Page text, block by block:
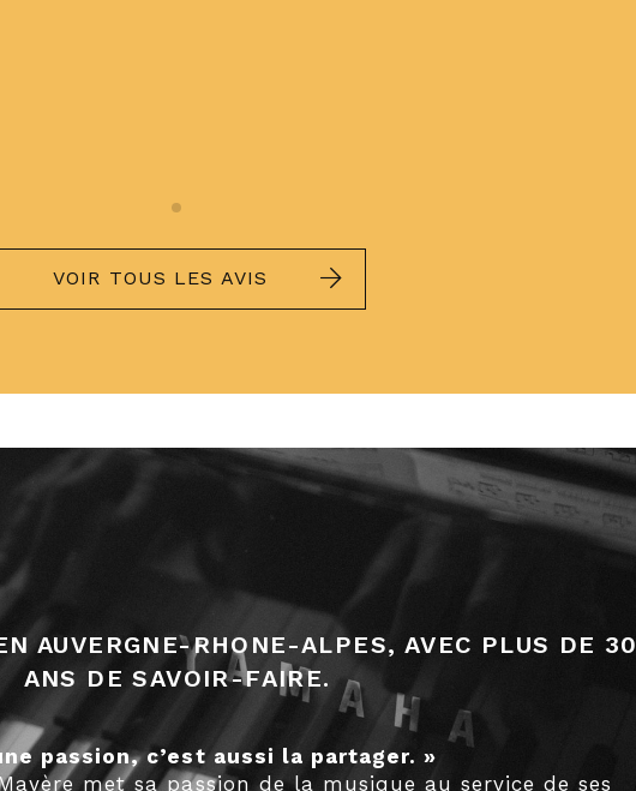
0
VOIR TOUS LES AVIS
AUVERGNE-RHONE-ALPES, AVEC PLUS DE 30
ANS DE SAVOIR-FAIRE.
passion, c’est aussi la partager. »
met sa passion de la musique au service de ses